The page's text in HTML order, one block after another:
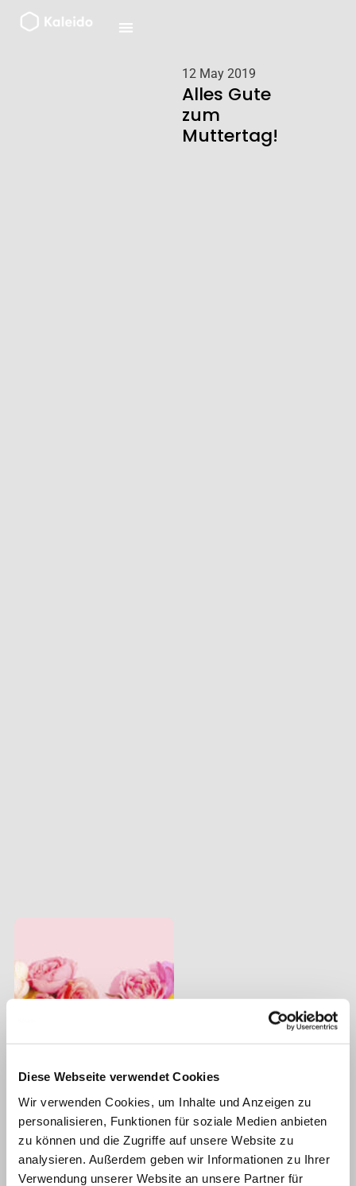
Diese Webseite verwendet Cookies
Wir verwenden Cookies, um Inhalte und Anzeigen zu
personalisieren, Funktionen für soziale Medien anbieten
zu können und die Zugriffe auf unsere Website zu
analysieren. Außerdem geben wir Informationen zu Ihrer
Verwendung unserer Website an unsere Partner für
Zum
Inhalt
12 May 2019
Alles Gute
zum
Muttertag!